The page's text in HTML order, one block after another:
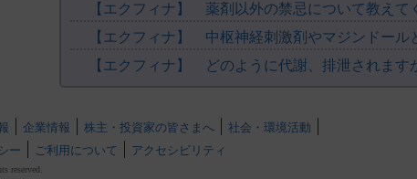
【エクフィナ】 薬剤以外の禁忌について教えて
【エクフィナ】 中枢神経刺激剤やマジンドール
【エクフィナ】 どのように代謝、排泄されます
企業情報 株主・投資家の皆さまへ
社会・環境活動
ー ご利用について アクセシビリティ
reserved.